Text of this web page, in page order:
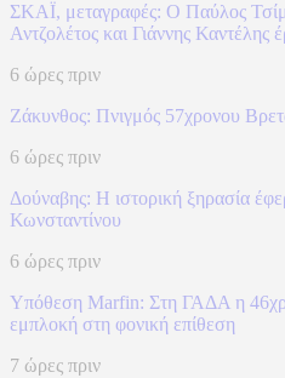
ΣΚΑΪ, μεταγραφές: Ο Παύλος
Αντζολέτος και Γιάννης Καντέλης
6 ώρες πριν
Ζάκυνθος: Πνιγμός 57χρονου
6 ώρες πριν
Δούναβης: Η ιστορική ξηρασία
Κωνσταντίνου
6 ώρες πριν
Υπόθεση Marfin: Στη ΓΑΔΑ η
εμπλοκή στη φονική επίθεση
7 ώρες πριν